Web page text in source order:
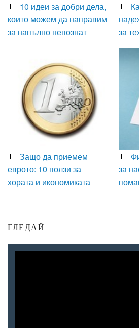
10 идеи за добри дела,
които можем да направим
за напълно непознат
за
Защо да приемем
еврото: 10 ползи за
хората и икономиката
за
ГЛЕДАЙ